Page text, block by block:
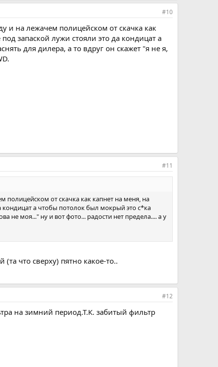
#10
и на лежачем полицейском от скачка как
запаской лужи стояли это да кондицат а
для дилера, а то вдруг он скажет "я не я,
#11
полицейском от скачка как капнет на меня, на
кондицат а чтобы потолок был мокрый это с*ка
не моя..." ну и вот фото... радости нет предела.... а у
что сверху) пятно какое-то..
#12
на зимний период.Т.К. забитый фильтр